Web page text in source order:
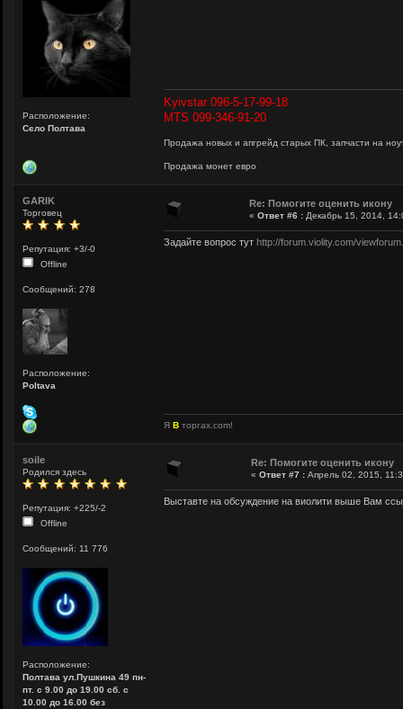
Расположение:
Сєло Полтава
Kyivstar 096-5-17-99-18
MTS 099-346-91-20
Продажа новых и апгрейд старых ПК, запчасти на
Продажа монет евро
GARIK
Торговец
Репутация: +3/-0
Offline
Сообщений: 278
Расположение:
Poltava
Re: Помогите оценить икону
« Ответ #6 : Декабрь 15, 2014,
Задайте вопрос тут http://forum.violity.com/
Я В торгах.com!
soile
Родился здесь
Репутация: +225/-2
Offline
Сообщений: 11 776
Расположение:
Полтава ул.Пушкина 49 пн-
пт. с 9.00 до 19.00 сб. с
10.00 до 16.00 без
Re: Помогите оценить икону
« Ответ #7 : Апрель 02, 2015,
Выставте на обсуждение на виолити выше Вам